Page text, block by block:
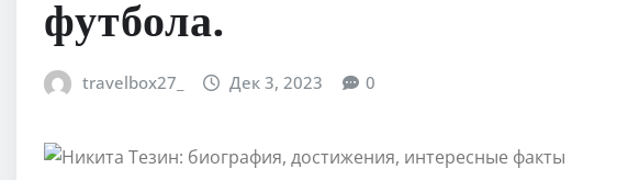
футбола.
travelbox27_ Дек 3, 2023 0